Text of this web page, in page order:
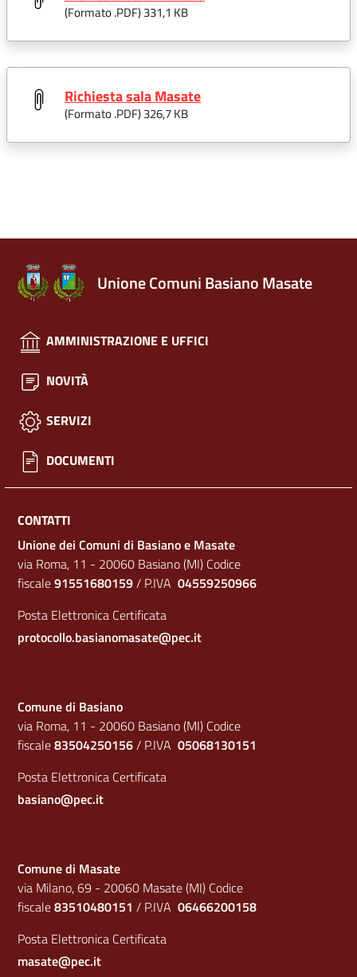
(Formato .PDF) 331,1 KB
Richiesta sala Masate
(Formato .PDF) 326,7 KB
Unione Comuni Basiano Masate
AMMINISTRAZIONE E UFFICI
NOVITÀ
SERVIZI
DOCUMENTI
CONTATTI
Unione dei Comuni di Basiano e Masate
via Roma, 11 - 20060 Basiano (MI) Codice
fiscale91551680159/ P.IVA 04559250966
Posta Elettronica Certificata
protocollo.basianomasate@pec.it
Comune di Basiano
via Roma, 11 - 20060 Basiano (MI) Codice
fiscale83504250156/ P.IVA 05068130151
Posta Elettronica Certificata
basiano@pec.it
Comune di Masate
via Milano, 69 - 20060 Masate (MI) Codice
fiscale83510480151 / P.IVA 06466200158
Posta Elettronica Certificata
masate@pec.it